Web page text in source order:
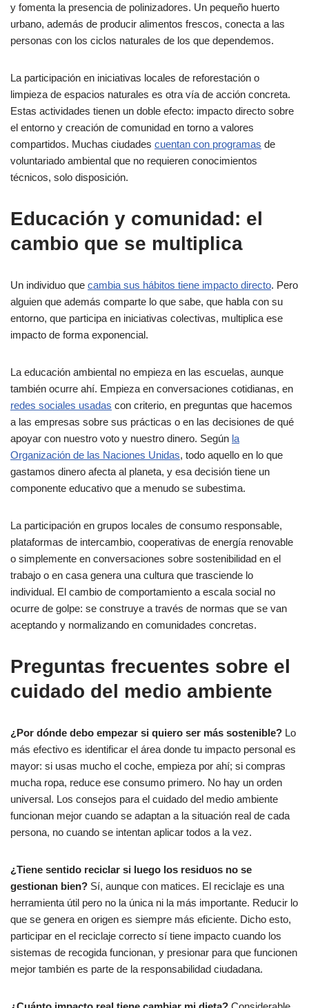
y fomenta la presencia de polinizadores. Un pequeño huerto
urbano, además de producir alimentos frescos, conecta a las
personas con los ciclos naturales de los que dependemos.
La participación en iniciativas locales de reforestación o
limpieza de espacios naturales es otra vía de acción concreta.
Estas actividades tienen un doble efecto: impacto directo sobre
el entorno y creación de comunidad en torno a valores
compartidos. Muchas ciudades cuentan con programas de
voluntariado ambiental que no requieren conocimientos
técnicos, solo disposición.
Educación y comunidad: el
cambio que se multiplica
Un individuo que cambia sus hábitos tiene impacto directo. Pero
alguien que además comparte lo que sabe, que habla con su
entorno, que participa en iniciativas colectivas, multiplica ese
impacto de forma exponencial.
La educación ambiental no empieza en las escuelas, aunque
también ocurre ahí. Empieza en conversaciones cotidianas, en
redes sociales usadas con criterio, en preguntas que hacemos
a las empresas sobre sus prácticas o en las decisiones de qué
apoyar con nuestro voto y nuestro dinero. Según la
Organización de las Naciones Unidas, todo aquello en lo que
gastamos dinero afecta al planeta, y esa decisión tiene un
componente educativo que a menudo se subestima.
La participación en grupos locales de consumo responsable,
plataformas de intercambio, cooperativas de energía renovable
o simplemente en conversaciones sobre sostenibilidad en el
trabajo o en casa genera una cultura que trasciende lo
individual. El cambio de comportamiento a escala social no
ocurre de golpe: se construye a través de normas que se van
aceptando y normalizando en comunidades concretas.
Preguntas frecuentes sobre el
cuidado del medio ambiente
¿Por dónde debo empezar si quiero ser más sostenible? Lo
más efectivo es identificar el área donde tu impacto personal es
mayor: si usas mucho el coche, empieza por ahí; si compras
mucha ropa, reduce ese consumo primero. No hay un orden
universal. Los consejos para el cuidado del medio ambiente
funcionan mejor cuando se adaptan a la situación real de cada
persona, no cuando se intentan aplicar todos a la vez.
¿Tiene sentido reciclar si luego los residuos no se
gestionan bien? Sí, aunque con matices. El reciclaje es una
herramienta útil pero no la única ni la más importante. Reducir lo
que se genera en origen es siempre más eficiente. Dicho esto,
participar en el reciclaje correcto sí tiene impacto cuando los
sistemas de recogida funcionan, y presionar para que funcionen
mejor también es parte de la responsabilidad ciudadana.